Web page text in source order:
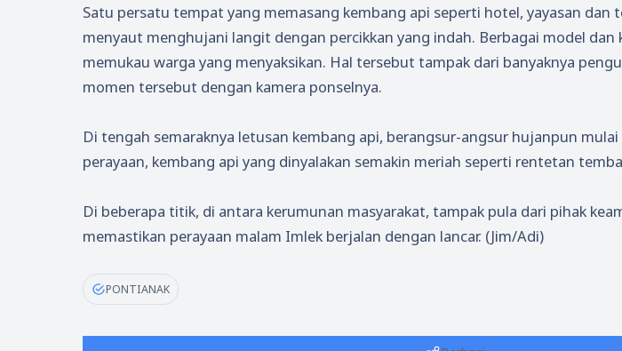
Satu persatu tempat yang memasang kembang api seperti hotel, yayasan dan
menyaut menghujani langit dengan percikkan yang indah. Berbagai model dan
memukau warga yang menyaksikan. Hal tersebut tampak dari banyaknya
momen tersebut dengan kamera ponselnya.
Di tengah semaraknya letusan kembang api, berangsur-angsur hujanpun
perayaan, kembang api yang dinyalakan semakin meriah seperti rentetan
Di beberapa titik, di antara kerumunan masyarakat, tampak pula dari pihak
memastikan perayaan malam Imlek berjalan dengan lancar. (Jim/Adi)
PONTIANAK